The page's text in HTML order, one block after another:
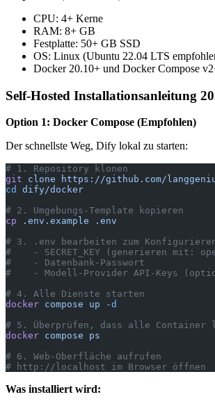
CPU: 4+ Kerne
RAM: 8+ GB
Festplatte: 50+ GB SSD
OS: Linux (Ubuntu 22.04 LTS
Docker 20.10+ und Docker Compose
Self-Hosted Installationsanleitung
Option 1: Docker Compose (Empfohlen)
Der schnellste Weg, Dify lokal zu starten:
# 1. Repository klonen
git clone https://github.com/
cd
dify/docker
# 2. Umgebungs-Template kopieren
cp .env.example .env
# 3. .env bearbeiten zum
#    - SECRET_KEY (generieren mit:
#    - Datenbank-Passwort
#    - Modell-Provider API-Keys
# 4. Alle Dienste starten
docker compose up -d
# 5. Überprüfen, dass alle Container
docker compose ps
# 6. Web-Oberfläche aufrufen
# http://localhost im Browser öffnen
Was installiert wird: